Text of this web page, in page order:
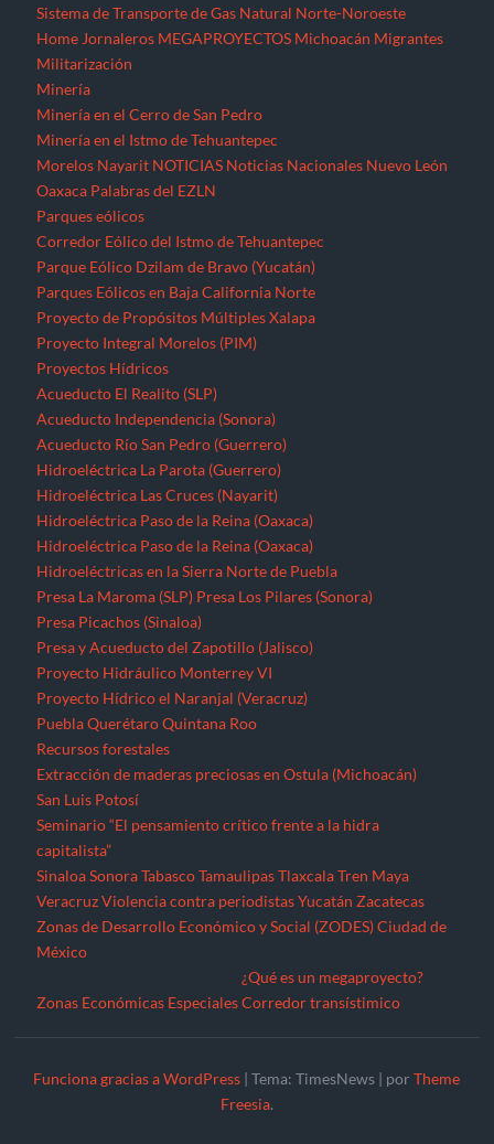
Parques Eólicos en Baja California Norte
Proyecto de Propósitos Múltiples Xalapa
Proyecto Integral Morelos (PIM)
Proyectos Hídricos
Acueducto El Realito (SLP)
Acueducto Independencia (Sonora)
Acueducto Río San Pedro (Guerrero)
Hidroeléctrica La Parota (Guerrero)
Hidroeléctrica Las Cruces (Nayarit)
Hidroeléctrica Paso de la Reina (Oaxaca)
Hidroeléctrica Paso de la Reina (Oaxaca)
Hidroeléctricas en la Sierra Norte de Puebla
Presa La Maroma (SLP) Presa Los Pilares (Sonora)
Presa Picachos (Sinaloa)
Presa y Acueducto del Zapotillo (Jalisco)
Proyecto Hidráulico Monterrey VI
Proyecto Hídrico el Naranjal (Veracruz)
Puebla QuerétaroQuintana Roo
Recursos forestales
Extracción de maderas preciosas en Ostula (Michoacán)
San Luis Potosí
Seminario “El pensamiento crítico frente a la hidra
capitalista”
Sinaloa SonoraTabasco Tamaulipas TlaxcalaTren Maya
VeracruzViolencia contra periodistas
Zonas de Desarrollo Económico y Social (ZODES) Ciudad de
México
Zonas Económicas Especiales
¿Qué es un megaproyecto?
Corredor transístimico
Funciona gracias a WordPress
Freesia.